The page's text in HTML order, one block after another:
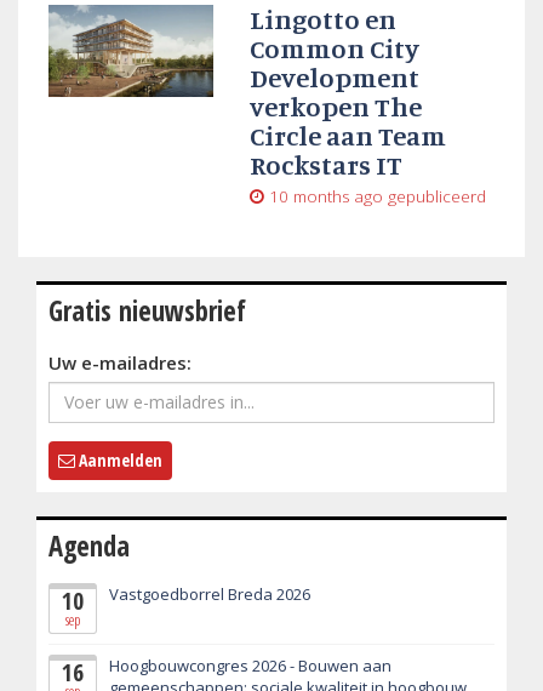
Lingotto en
Common City
Development
verkopen The
Circle aan Team
Rockstars IT
10 months ago gepubliceerd
Gratis nieuwsbrief
Uw e-mailadres:
Aanmelden
Agenda
10
sep
Vastgoedborrel Breda 2026
16
Hoogbouwcongres 2026 - Bouwen aan